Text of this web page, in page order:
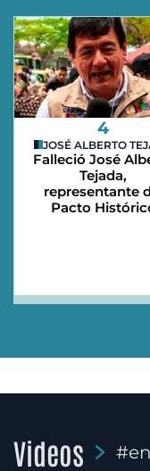
4
JOSÉ ALBERTO
Falleció José
Tejada,
representante
Pacto
Videos